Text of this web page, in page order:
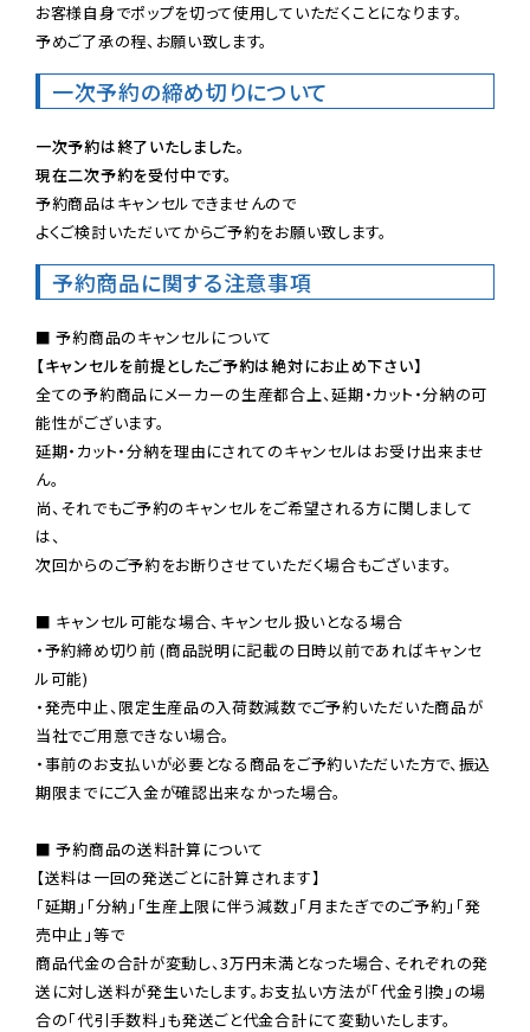
お客様自身でポップを切って使用していただくことになります。
予めご了承の程、お願い致します。
一次予約の締め切りについて
一次予約は終了いたしました。
現在二次予約を受付中です。
予約商品はキャンセルできませんので
よくご検討いただいてからご予約をお願い致します。
予約商品に関する注意事項
【キャンセルを前提としたご予約は絶対にお止め下さい】
全ての予約商品にメーカーの生産都合上、延期・カット・分納の可
能性がございます。
延期・カット・分納を理由にされてのキャンセルはお受け出来ませ
ん。
尚、それでもご予約のキャンセルをご希望される方に関しまして
は、
次回からのご予約をお断りさせていただく場合もございます。
■ キャンセル可能な場合、キャンセル扱いとなる場合
・予約締め切り前 (商品説明に記載の日時以前であればキャンセ
ル可能)
・発売中止、限定生産品の入荷数減数でご予約いただいた商品が
当社でご用意できない場合。
・事前のお支払いが必要となる商品をご予約いただいた方で、振込
期限までにご入金が確認出来なかった場合。
■ 予約商品の送料計算について
【送料は一回の発送ごとに計算されます】
「延期」「分納」「生産上限に伴う減数」「月またぎでのご予約」「発
売中止」等で
商品代金の合計が変動し、3万円未満となった場合、それぞれの発
送に対し送料が発生いたします。お支払い方法が「代金引換」の場